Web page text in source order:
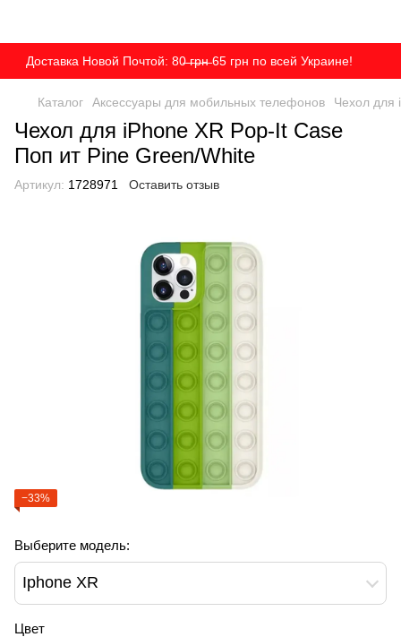
Доставка Новой Почтой: 80̶ ̶г̶р̶н̶ 65 грн по всей Украине!
Каталог Аксессуары для мобильных телефонов Чехол для
Чехол для iPhone XR Pop-It Case
Поп ит Pine Green/White
Артикул: 1728971 Оставить отзыв
−33%
Выберите модель:
Iphone XR
Цвет